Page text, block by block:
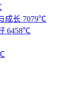
成长 7079℃
6458℃